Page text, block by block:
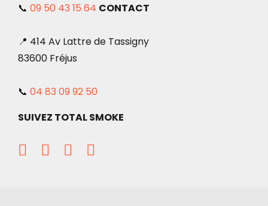
📞 09 50 43 15 64 CONTACT
📍 414 Av Lattre de Tassigny
83600 Fréjus
📞 04 83 09 92 50
SUIVEZ TOTAL SMOKE